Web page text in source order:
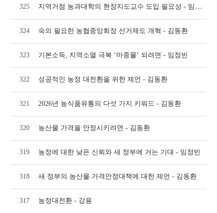
325 지역거점 농과대학의 현장지도교수 도입 필요성 - 임정빈
324 숙의 필요한 농협중앙회장 선거제도 개혁 - 김동환
323 기본소득, 지역소멸 극복 ‘마중물’ 되려면 - 임정빈
322 성공적인 농정 대전환을 위한 제언 - 김동환
321 2026년 농식품유통의 다섯 가지 키워드 - 김동환
320 농산물 가격을 안정시키려면 - 김동환
319 농정에 대한 낮은 신뢰와 새 정부에 거는 기대 - 임정빈
318 새 정부의 농산물 가격안정대책에 대한 제언 - 김동환
317 농정대전환 - 강용